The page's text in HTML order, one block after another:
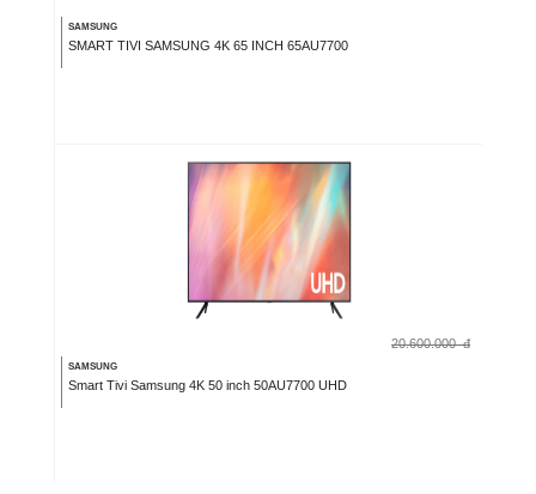
SAMSUNG
SMART TIVI SAMSUNG 4K 65 INCH 65AU7700
20.600.000 đ
SAMSUNG
Smart Tivi Samsung 4K 50 inch 50AU7700 UHD